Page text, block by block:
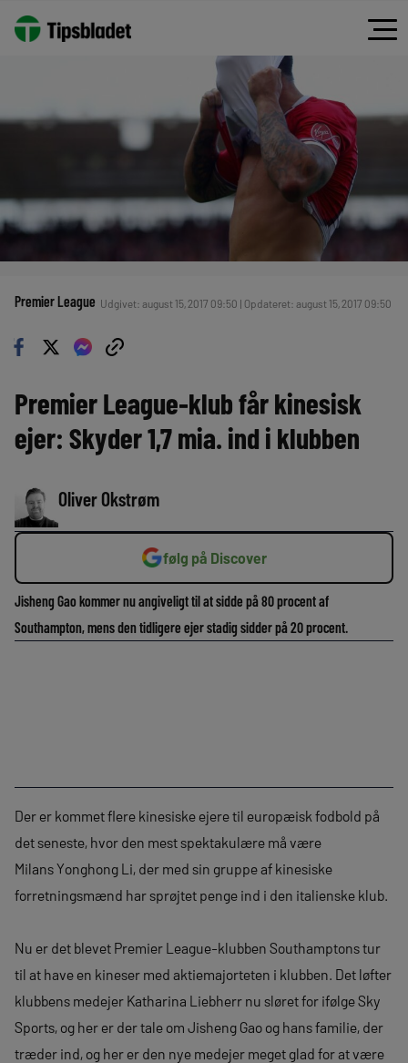
Premier League Udgivet: august 15, 2017 09:50 | Opdateret: august 15, 2017 09:50
Premier League-klub får kinesisk
ejer: Skyder 1,7 mia. ind i klubben
Oliver Okstrøm
følg på Discover
Jisheng Gao kommer nu angiveligt til at sidde på 80 procent af
Southampton, mens den tidligere ejer stadig sidder på 20 procent.
Der er kommet flere kinesiske ejere til europæisk fodbold på
det seneste, hvor den mest spektakulære må være
Milans Yonghong Li, der med sin gruppe af kinesiske
forretningsmænd har sprøjtet penge ind i den italienske klub.
Nu er det blevet Premier League-klubben Southamptons tur
til at have en kineser med aktiemajorteten i klubben. Det løfter
klubbens medejer Katharina Liebherr nu sløret for ifølge Sky
Sports, og her er der tale om Jisheng Gao og hans familie, der
træder ind, og her er den nye medejer meget glad for at være